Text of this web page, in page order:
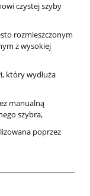
czystej szyby
rozmieszczonym
z wysokiej
który wydłuża
manualną
szybra,
poprzez